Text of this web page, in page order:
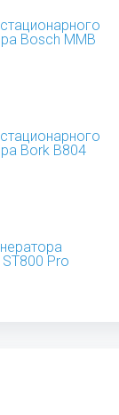
Bosch MMB
Bork B804
Pro